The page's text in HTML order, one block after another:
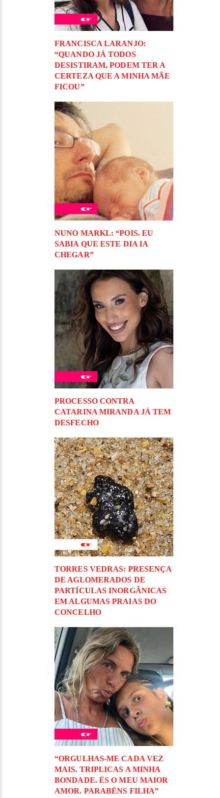
FRANCISCA LARANJO:
“QUANDO JÁ TODOS
DESISTIRAM, PODEM TER A
CERTEZA QUE A MINHA MÃE
FICOU”
NUNO MARKL: “POIS. EU
SABIA QUE ESTE DIA IA
CHEGAR”
PROCESSO CONTRA
CATARINA MIRANDA JÁ TEM
DESFECHO
TORRES VEDRAS: PRESENÇA
DE AGLOMERADOS DE
PARTÍCULAS INORGÂNICAS
EM ALGUMAS PRAIAS DO
CONCELHO
“ORGULHAS-ME CADA VEZ
MAIS. TRIPLICAS A MINHA
BONDADE. ÉS O MEU MAIOR
AMOR. PARABÉNS FILHA”